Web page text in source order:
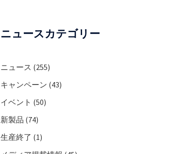
ニュースカテゴリー
ニュース (255)
キャンペーン (43)
イベント (50)
新製品 (74)
生産終了 (1)